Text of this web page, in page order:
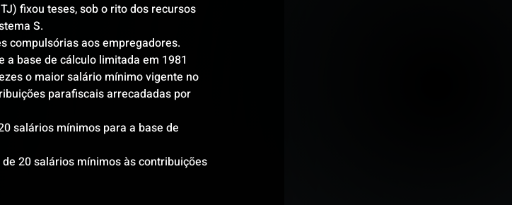
fixou teses, sob o rito dos recursos
S.
compulsórias aos empregadores.
base de cálculo limitada em 1981
o maior salário mínimo vigente no
parafiscais arrecadadas por
salários mínimos para a base de
20 salários mínimos às contribuições